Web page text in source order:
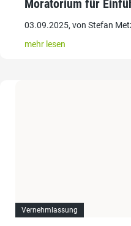
Moratorium für
03.09.2025, von Stefan
mehr lesen
Vernehmlassung